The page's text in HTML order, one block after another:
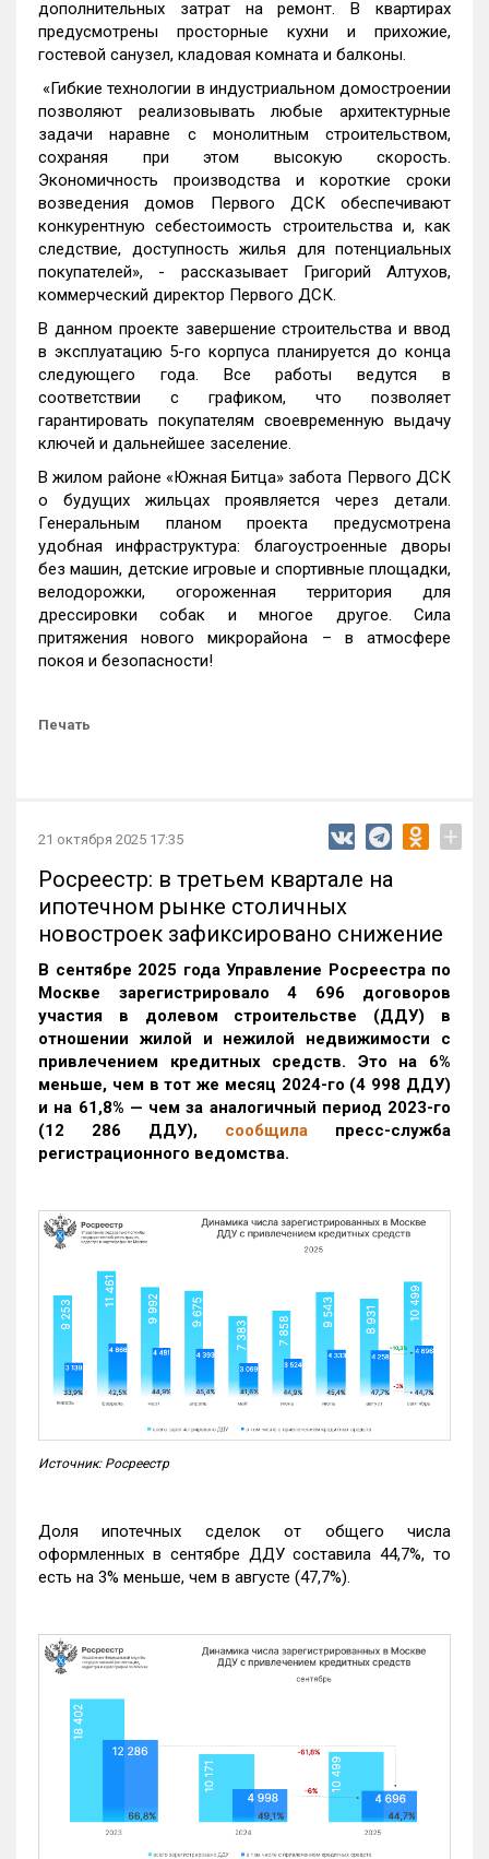
дополнительных затрат на ремонт. В квартирах
предусмотрены просторные кухни и прихожие,
гостевой санузел, кладовая комната и балконы.
«Гибкие технологии в индустриальном домостроении
позволяют реализовывать любые архитектурные
задачи наравне с монолитным строительством,
сохраняя при этом высокую скорость.
Экономичность производства и короткие сроки
возведения домов Первого ДСК обеспечивают
конкурентную себестоимость строительства и, как
следствие, доступность жилья для потенциальных
покупателей», - рассказывает Григорий Алтухов,
коммерческий директор Первого ДСК.
В данном проекте завершение строительства и ввод
в эксплуатацию 5-го корпуса планируется до конца
следующего года. Все работы ведутся в
соответствии с графиком, что позволяет
гарантировать покупателям своевременную выдачу
ключей и дальнейшее заселение.
В жилом районе «Южная Битца» забота Первого ДСК
о будущих жильцах проявляется через детали.
Генеральным планом проекта предусмотрена
удобная инфраструктура: благоустроенные дворы
без машин, детские игровые и спортивные площадки,
велодорожки, огороженная территория для
дрессировки собак и многое другое. Сила
притяжения нового микрорайона – в атмосфере
покоя и безопасности!
Печать
21 октября 2025 17:35 +
Росреестр: в третьем квартале на
ипотечном рынке столичных
новостроек зафиксировано снижение
В сентябре 2025 года Управление Росреестра по
Москве зарегистрировало 4 696 договоров
участия в долевом строительстве (ДДУ) в
отношении жилой и нежилой недвижимости с
привлечением кредитных средств. Это на 6%
меньше, чем в тот же месяц 2024-го (4 998 ДДУ)
и на 61,8% — чем за аналогичный период 2023-го
(12 286 ДДУ), сообщила пресс-служба
регистрационного ведомства.
Источник: Росреестр
Доля ипотечных сделок от общего числа
оформленных в сентябре ДДУ составила 44,7%, то
есть на 3% меньше, чем в августе (47,7%).